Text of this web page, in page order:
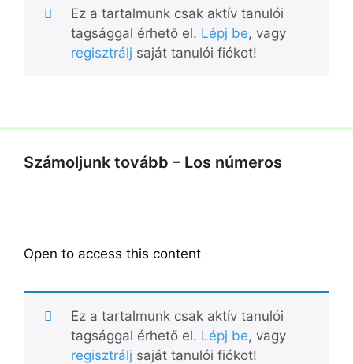
Ez a tartalmunk csak aktív tanulói
tagsággal érhető el. Lépj be, vagy
regisztrálj saját tanulói fiókot!
Számoljunk tovább – Los números
Open to access this content
Ez a tartalmunk csak aktív tanulói
tagsággal érhető el. Lépj be, vagy
regisztrálj saját tanulói fiókot!